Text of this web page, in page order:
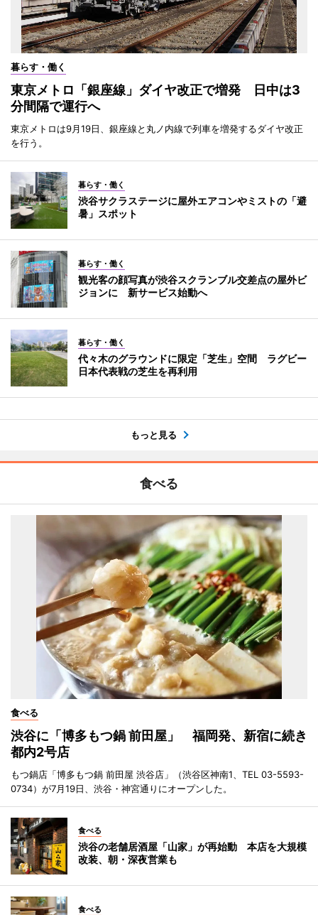
暮らす・働く
東京メトロ「銀座線」ダイヤ改正で増発 日中は3
分間隔で運行へ
東京メトロは9月19日、銀座線と丸ノ内線で列車を増発するダイヤ改正
を行う。
暮らす・働く
渋谷サクラステージに屋外エアコンやミストの「避
暑」スポット
暮らす・働く
観光客の顔写真が渋谷スクランブル交差点の屋外ビ
ジョンに 新サービス始動へ
暮らす・働く
代々木のグラウンドに限定「芝生」空間 ラグビー
日本代表戦の芝生を再利用
もっと見る
食べる
食べる
渋谷に「博多もつ鍋 前田屋」 福岡発、新宿に続き
都内2号店
もつ鍋店「博多もつ鍋 前田屋 渋谷店」（渋谷区神南1、TEL 03-5593-
0734）が7月19日、渋谷・神宮通りにオープンした。
食べる
渋谷の老舗居酒屋「山家」が再始動 本店を大規模
改装、朝・深夜営業も
食べる